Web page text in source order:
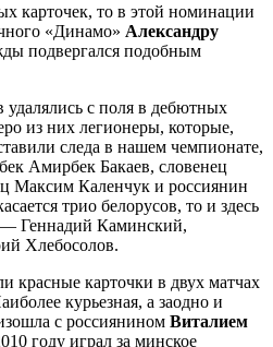
карточек, то в этой номинации
«Динамо» Александру
подвергался подобным
удалялись с поля в дебютных
из них легионеры, которые,
следа в нашем чемпионате,
Амирбек Бакаев, словенец
Максим Каленчук и россиянин
трио белорусов, то и здесь
Геннадий Каминский,
Хлебосолов.
красные карточки в двух матчах
курьезная, а заодно и
с россиянином Виталием
году играл за минское